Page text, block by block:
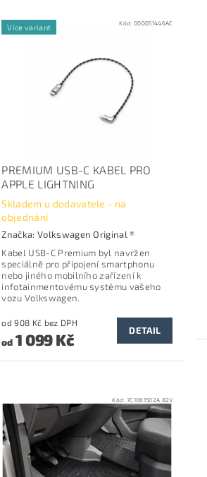
Více variant Kód: 000051446AC
PREMIUM USB-C KABEL PRO
APPLE LIGHTNING
Skladem u dodavatele - na
objednání
Značka: Volkswagen Original ®
Kabel USB-C Premium byl navržen
speciálně pro připojení smartphonu
nebo jiného mobilního zařízení k
infotainmentovému systému vašeho
vozu Volkswagen.
od 908 Kč bez DPH
od1 099 Kč DETAIL
Kód: 7C1061502A 82V